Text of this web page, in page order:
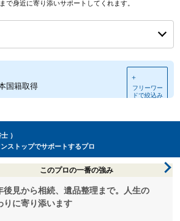
で身近に寄り添いサポートしてくれます。
国籍取得
＋
フリーワー
ドで絞込み
）
ストップでサポートするプロ
このプロの一番の強み
後見から相続、遺品整理まで。人生の
りに寄り添います